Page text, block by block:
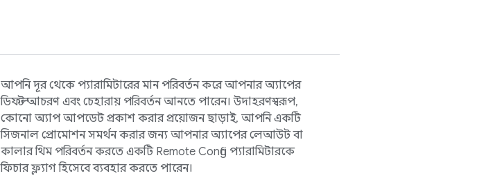
আপনি দূর থেকে প্যারামিটারের মান পরিবর্তন করে আপনার অ্যাপের
ডিফল্ট আচরণ এবং চেহারায় পরিবর্তন আনতে পারেন। উদাহরণস্বরূপ,
কোনো অ্যাপ আপডেট প্রকাশ করার প্রয়োজন ছাড়াই, আপনি একটি
সিজনাল প্রোমোশন সমর্থন করার জন্য আপনার অ্যাপের লেআউট বা
কালার থিম পরিবর্তন করতে একটি Remote Config প্যারামিটারকে
ফিচার ফ্ল্যাগ হিসেবে ব্যবহার করতে পারেন।